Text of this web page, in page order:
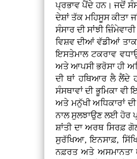
ਪ੍ਰਭਾਵ ਪੈਂਦੇ ਹਨ। ਜਦੋਂ
ਦੇਸ਼ਾਂ ਤੱਕ ਮਹਿਸੂਸ ਕੀਤਾ
ਸੰਸਾਰ ਦੀ ਸਾਂਝੀ
ਵਿਸ਼ਵ ਦੀਆਂ ਵੱਡੀਆਂ
ਇਸਤੇਮਾਲ ਟਕਰਾਵ
ਅਤੇ ਆਪਸੀ ਭਰੋਸਾ ਹੀ
ਦੀ ਥਾਂ ਹਥਿਆਰ ਲੈ ਲੈਂਦੇ
ਸੰਸਥਾਵਾਂ ਦੀ ਭੂਮਿਕਾ
ਅਤੇ ਮਨੁੱਖੀ ਅਧਿਕਾਰਾਂ
ਨਾਲ ਸੁਲਝਾਉਣ ਲਈ ਹੋਰ
ਸ਼ਾਂਤੀ ਦਾ ਅਰਥ ਸਿਰਫ਼
ਸੁਰੱਖਿਆ, ਇਨਸਾਫ਼,
ਨਫ਼ਰਤ ਅਤੇ ਅਸਮਾਨਤਾ